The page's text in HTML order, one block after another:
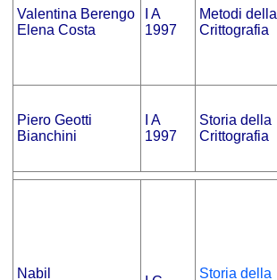
Valentina Berengo
Elena Costa
I A
1997
Metodi della
Crittografia
Piero Geotti
Bianchini
I A
1997
Storia della
Crittografia
Nabil
Storia della